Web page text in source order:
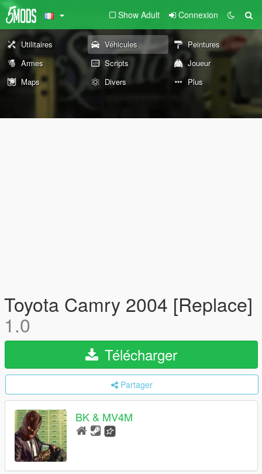
Show Adult Connexion
Utilitaires Véhicules
Peintures
Armes
Scripts
Joueur
Maps
Divers Plus
Toyota Camry 2004 [Replace]
1.0
Télécharger
Partager
BK & MV4M